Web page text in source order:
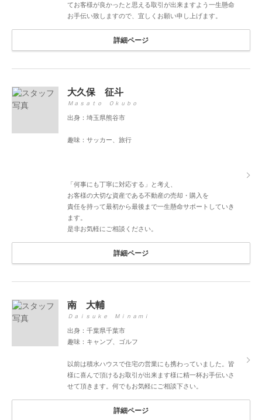
てお客様が良かったと思える取引が出来ますよう一生懸命
お手伝い致しますので、宜しくお願い申し上げます。
詳細ページ
大久保 征斗
Ｍａｓａｔｏ Ｏｋｕｂｏ
出身：埼玉県熊谷市
趣味：サッカー、旅行
「何事にも丁寧に対応する」と考え、
お客様の大切な資産である不動産の売却・購入を
責任を持って最初から最後まで一生懸命サポートしていき
ます。
是非お気軽にご相談ください。
詳細ページ
南 大輔
Ｄａｉｓｕｋｅ Ｍｉｎａｍｉ
出身：千葉県千葉市
趣味：キャンプ、ゴルフ
以前は積水ハウスで住宅の営業にも携わっていました。皆
様に喜んで頂けるお取引が出来ます様に精一杯お手伝いさ
せて頂きます。何でもお気軽にご相談下さい。
詳細ページ